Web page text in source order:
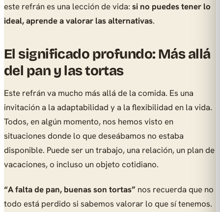
este refrán es una lección de vida: si no puedes tener lo
ideal, aprende a valorar las alternativas.
El significado profundo: Más allá
del pan y las tortas
Este refrán va mucho más allá de la comida. Es una
invitación a la adaptabilidad y a la flexibilidad en la vida.
Todos, en algún momento, nos hemos visto en
situaciones donde lo que deseábamos no estaba
disponible. Puede ser un trabajo, una relación, un plan de
vacaciones, o incluso un objeto cotidiano.
“A falta de pan, buenas son tortas” nos recuerda que no
todo está perdido si sabemos valorar lo que sí tenemos.